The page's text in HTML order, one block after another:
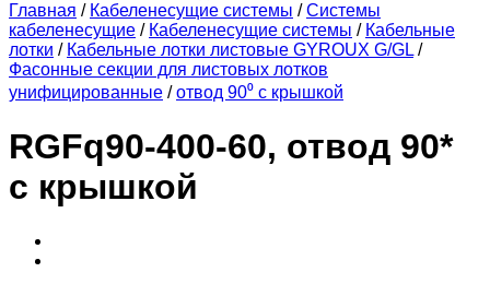
Главная / Кабеленесущие системы / Системы
кабеленесущие / Кабеленесущие системы / Кабельные
лотки / Кабельные лотки листовые GYROUX G/GL /
Фасонные секции для листовых лотков
унифицированные / отвод 90⁰ с крышкой
RGFq90-400-60, отвод 90*
с крышкой